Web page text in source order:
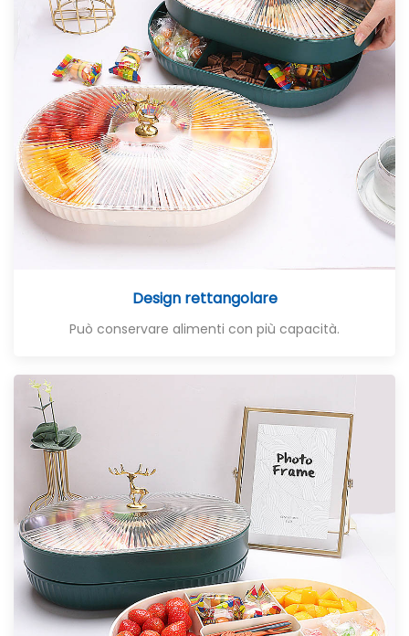
Design rettangolare
Può conservare alimenti con più capacità.